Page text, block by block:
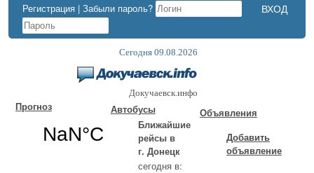
Регистрация | Забыли пароль?
Сегодня 09.08.2026
Докучаевск.инфо
Прогноз
Автобусы
Ближайшие
рейсы в
г. Донецк
сегодня в:
Объявления
Добавить
объявление